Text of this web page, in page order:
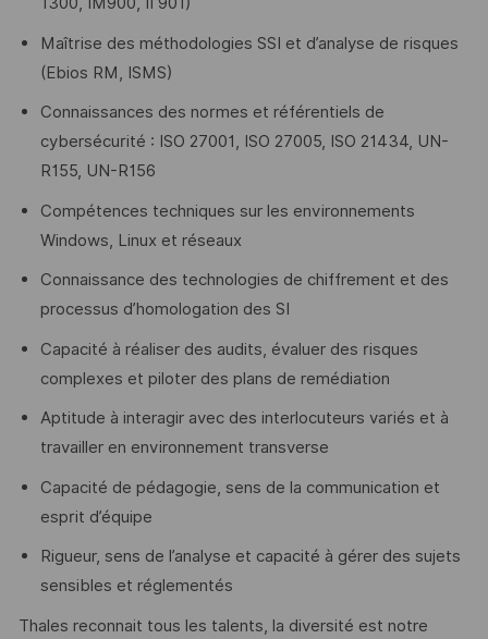
Maîtrise des méthodologies SSI et d’analyse de risques
(Ebios RM, ISMS)
Connaissances des normes et référentiels de
cybersécurité : ISO 27001, ISO 27005, ISO 21434, UN-
R155, UN-R156
Compétences techniques sur les environnements
Windows, Linux et réseaux
Connaissance des technologies de chiffrement et des
processus d’homologation des SI
Capacité à réaliser des audits, évaluer des risques
complexes et piloter des plans de remédiation
Aptitude à interagir avec des interlocuteurs variés et à
travailler en environnement transverse
Capacité de pédagogie, sens de la communication et
esprit d’équipe
Rigueur, sens de l’analyse et capacité à gérer des sujets
sensibles et réglementés
Thales reconnait tous les talents, la diversité est notre